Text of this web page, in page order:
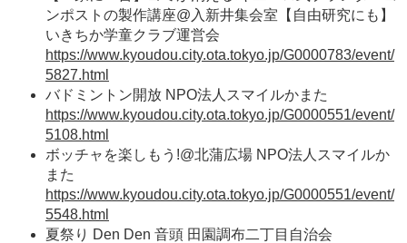
ンポストの製作講座@入新井集会室【自由研究にも】
いきちか学童クラブ運営会
https://www.kyoudou.city.ota.tokyo.jp/G0000783/event/
5827.html
バドミントン開放 NPO法人スマイルかまた
https://www.kyoudou.city.ota.tokyo.jp/G0000551/event/
5108.html
ボッチャを楽しもう!@北蒲広場 NPO法人スマイルか
また
https://www.kyoudou.city.ota.tokyo.jp/G0000551/event/
5548.html
夏祭り Den Den 音頭 田園調布二丁目自治会